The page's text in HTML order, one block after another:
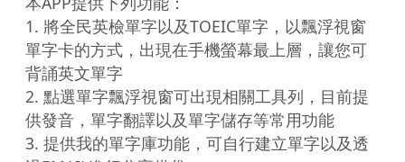
1. 將全民英檢單字以及TOEIC單字，以飄浮視窗
單字卡的方式，出現在手機螢幕最上層，讓您可
背誦英文單字
2. 點選單字飄浮視窗可出現相關工具列，目前提
供發音，單字翻譯以及單字儲存等常用功能
3. 提供我的單字庫功能，可自行建立單字以及透